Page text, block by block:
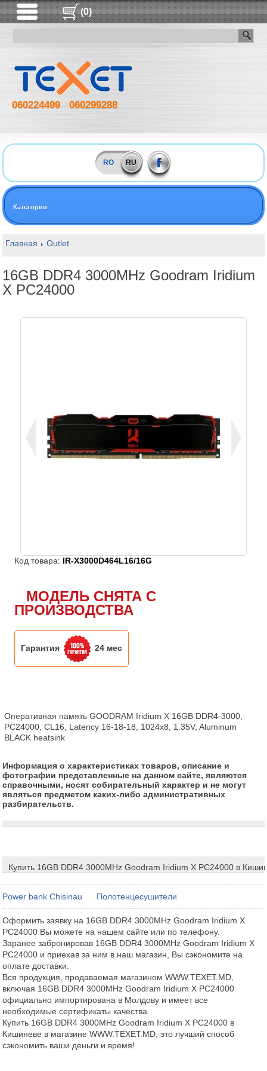
(0)
060224499 060299288
RO RU
Категории
Главная Outlet
16GB DDR4 3000MHz Goodram Iridium
X PC24000
Код товара: IR-X3000D464L16/16G
МОДЕЛЬ СНЯТА С
ПРОИЗВОДСТВА
Гарантия 24 мес
Оперативная память GOODRAM Iridium X 16GB DDR4-3000,
PC24000, CL16, Latency 16-18-18, 1024x8, 1.35V, Aluminum
BLACK heatsink
Информация о характеристиках товаров, описание и
фотографии представленные на данном сайте, являются
справочными, носят собирательный характер и не могут
являться предметом каких-либо административных
разбирательств.
Купить 16GB DDR4 3000MHz Goodram Iridium X PC24000 в
Power bank Chisinau Полотенцесушители
Оформить заявку на 16GB DDR4 3000MHz Goodram Iridium X
PC24000 Вы можете на нашем сайте или по телефону.
Заранее забронировав 16GB DDR4 3000MHz Goodram Iridium X
PC24000 и приехав за ним в наш магазин, Вы сэкономите на
оплате доставки.
Вся продукция, продаваемая магазином WWW.TEXET.MD,
включая 16GB DDR4 3000MHz Goodram Iridium X PC24000
официально импортирована в Молдову и имеет все
необходимые сертификаты качества.
Купить 16GB DDR4 3000MHz Goodram Iridium X PC24000 в
Кишиневе в магазине WWW.TEXET.MD, это лучший способ
сэкономить ваши деньги и время!